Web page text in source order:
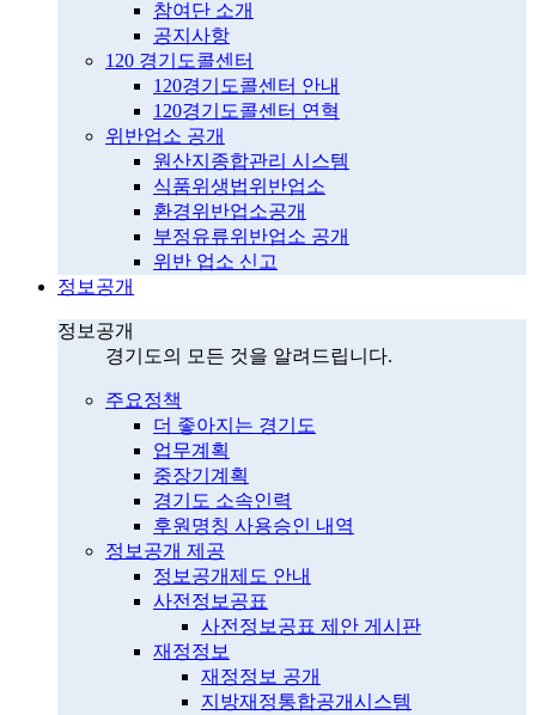
참여단 소개
공지사항
120 경기도콜센터
120경기도콜센터 안내
120경기도콜센터 연혁
위반업소 공개
원산지종합관리 시스템
식품위생법위반업소
환경위반업소공개
부정유류위반업소 공개
위반 업소 신고
정보공개
정보공개
경기도의 모든 것을 알려드립니다.
주요정책
더 좋아지는 경기도
업무계획
중장기계획
경기도 소속인력
후원명칭 사용승인 내역
정보공개 제공
정보공개제도 안내
사전정보공표
사전정보공표 제안 게시판
재정정보
재정정보 공개
지방재정통합공개시스템